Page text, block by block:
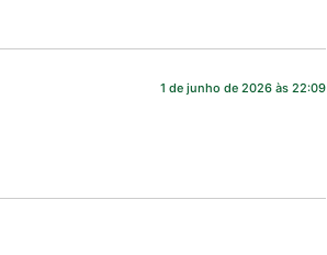
1 de junho de 2026 às 22:09